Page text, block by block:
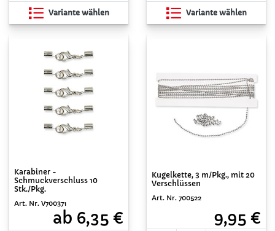
Variante wählen Variante wählen
Karabiner -
Schmuckverschluss 10
Stk./Pkg.
Art. Nr. V700371
ab 6,35 €
Kugelkette, 3 m/Pkg., mit 20
Verschlüssen
Art. Nr. 700522
9,95 €